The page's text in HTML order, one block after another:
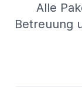
Alle
Betreuung